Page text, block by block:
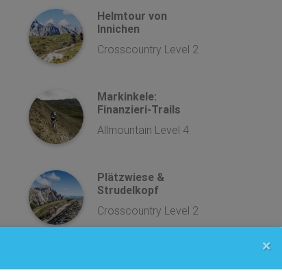
Helmtour von
Innichen
Crosscountry Level 2
Markinkele:
Finanzieri-Trails
Allmountain Level 4
Plätzwiese &
Strudelkopf
Crosscountry Level 2
Mehr Touren?
get your
×